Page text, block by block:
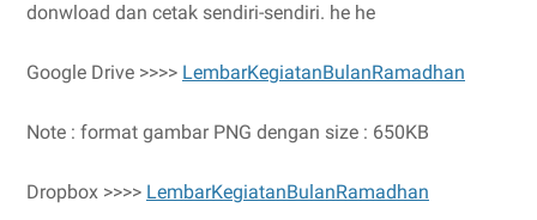
donwload dan cetak sendiri-sendiri. he he
Google Drive >>>> LembarKegiatanBulanRamadhan
Note : format gambar PNG dengan size : 650KB
Dropbox >>>> LembarKegiatanBulanRamadhan